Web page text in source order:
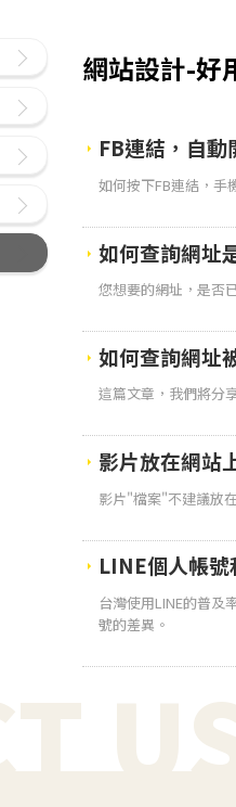
網站設計-好
FB連結，自動
如何按下FB連結，手
如何查詢網址
您想要的網址，是否
如何查詢網址
這篇文章，我們將分
影片放在網站
影片"檔案"不建議放
LINE個人帳號
台灣使用LINE的普及
號的差異。